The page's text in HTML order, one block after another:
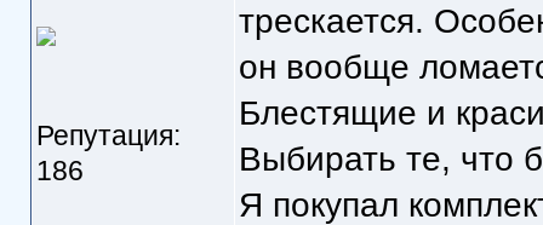
Репутация:
186
трескается.
он вообще
Блестящие и
Выбирать те, что
Я покупал